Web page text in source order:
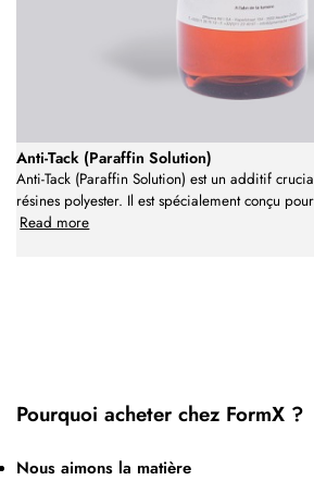
Anti-Tack (Paraffin Solution)
Anti-Tack (Paraffin Solution) est un additif
résines polyester. Il est spécialement conçu
Read more
Pourquoi acheter chez FormX ?
Nous aimons la matière